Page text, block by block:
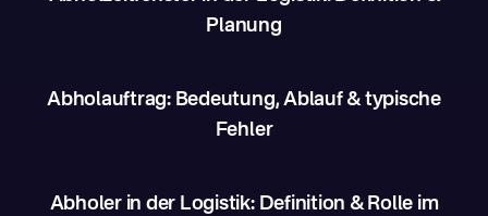
Planung
Abholauftrag: Bedeutung, Ablauf & typische
Fehler
Abholer in der Logistik: Definition & Rolle im